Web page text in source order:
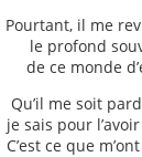
Pourtant, il me
le profond
de ce monde
Qu’il me soit
je sais pour
C’est ce que